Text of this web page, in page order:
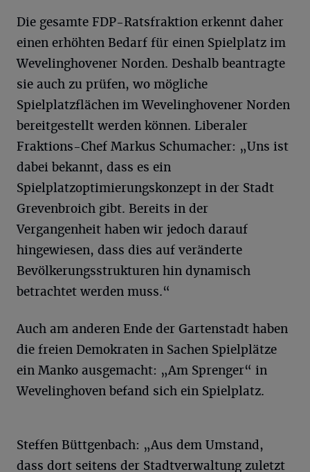
Die gesamte FDP-Ratsfraktion erkennt daher
einen erhöhten Bedarf für einen Spielplatz im
Wevelinghovener Norden. Deshalb beantragte
sie auch zu prüfen, wo mögliche
Spielplatzflächen im Wevelinghovener Norden
bereitgestellt werden können. Liberaler
Fraktions-Chef Markus Schumacher: „Uns ist
dabei bekannt, dass es ein
Spielplatzoptimierungskonzept in der Stadt
Grevenbroich gibt. Bereits in der
Vergangenheit haben wir jedoch darauf
hingewiesen, dass dies auf veränderte
Bevölkerungsstrukturen hin dynamisch
betrachtet werden muss.“
Auch am anderen Ende der Gartenstadt haben
die freien Demokraten in Sachen Spielplätze
ein Manko ausgemacht: „Am Sprenger“ in
Wevelinghoven befand sich ein Spielplatz.
Steffen Büttgenbach: „Aus dem Umstand,
dass dort seitens der Stadtverwaltung zuletzt